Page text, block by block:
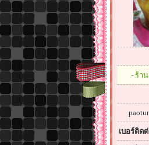
- ร้า
เบอร์ติด